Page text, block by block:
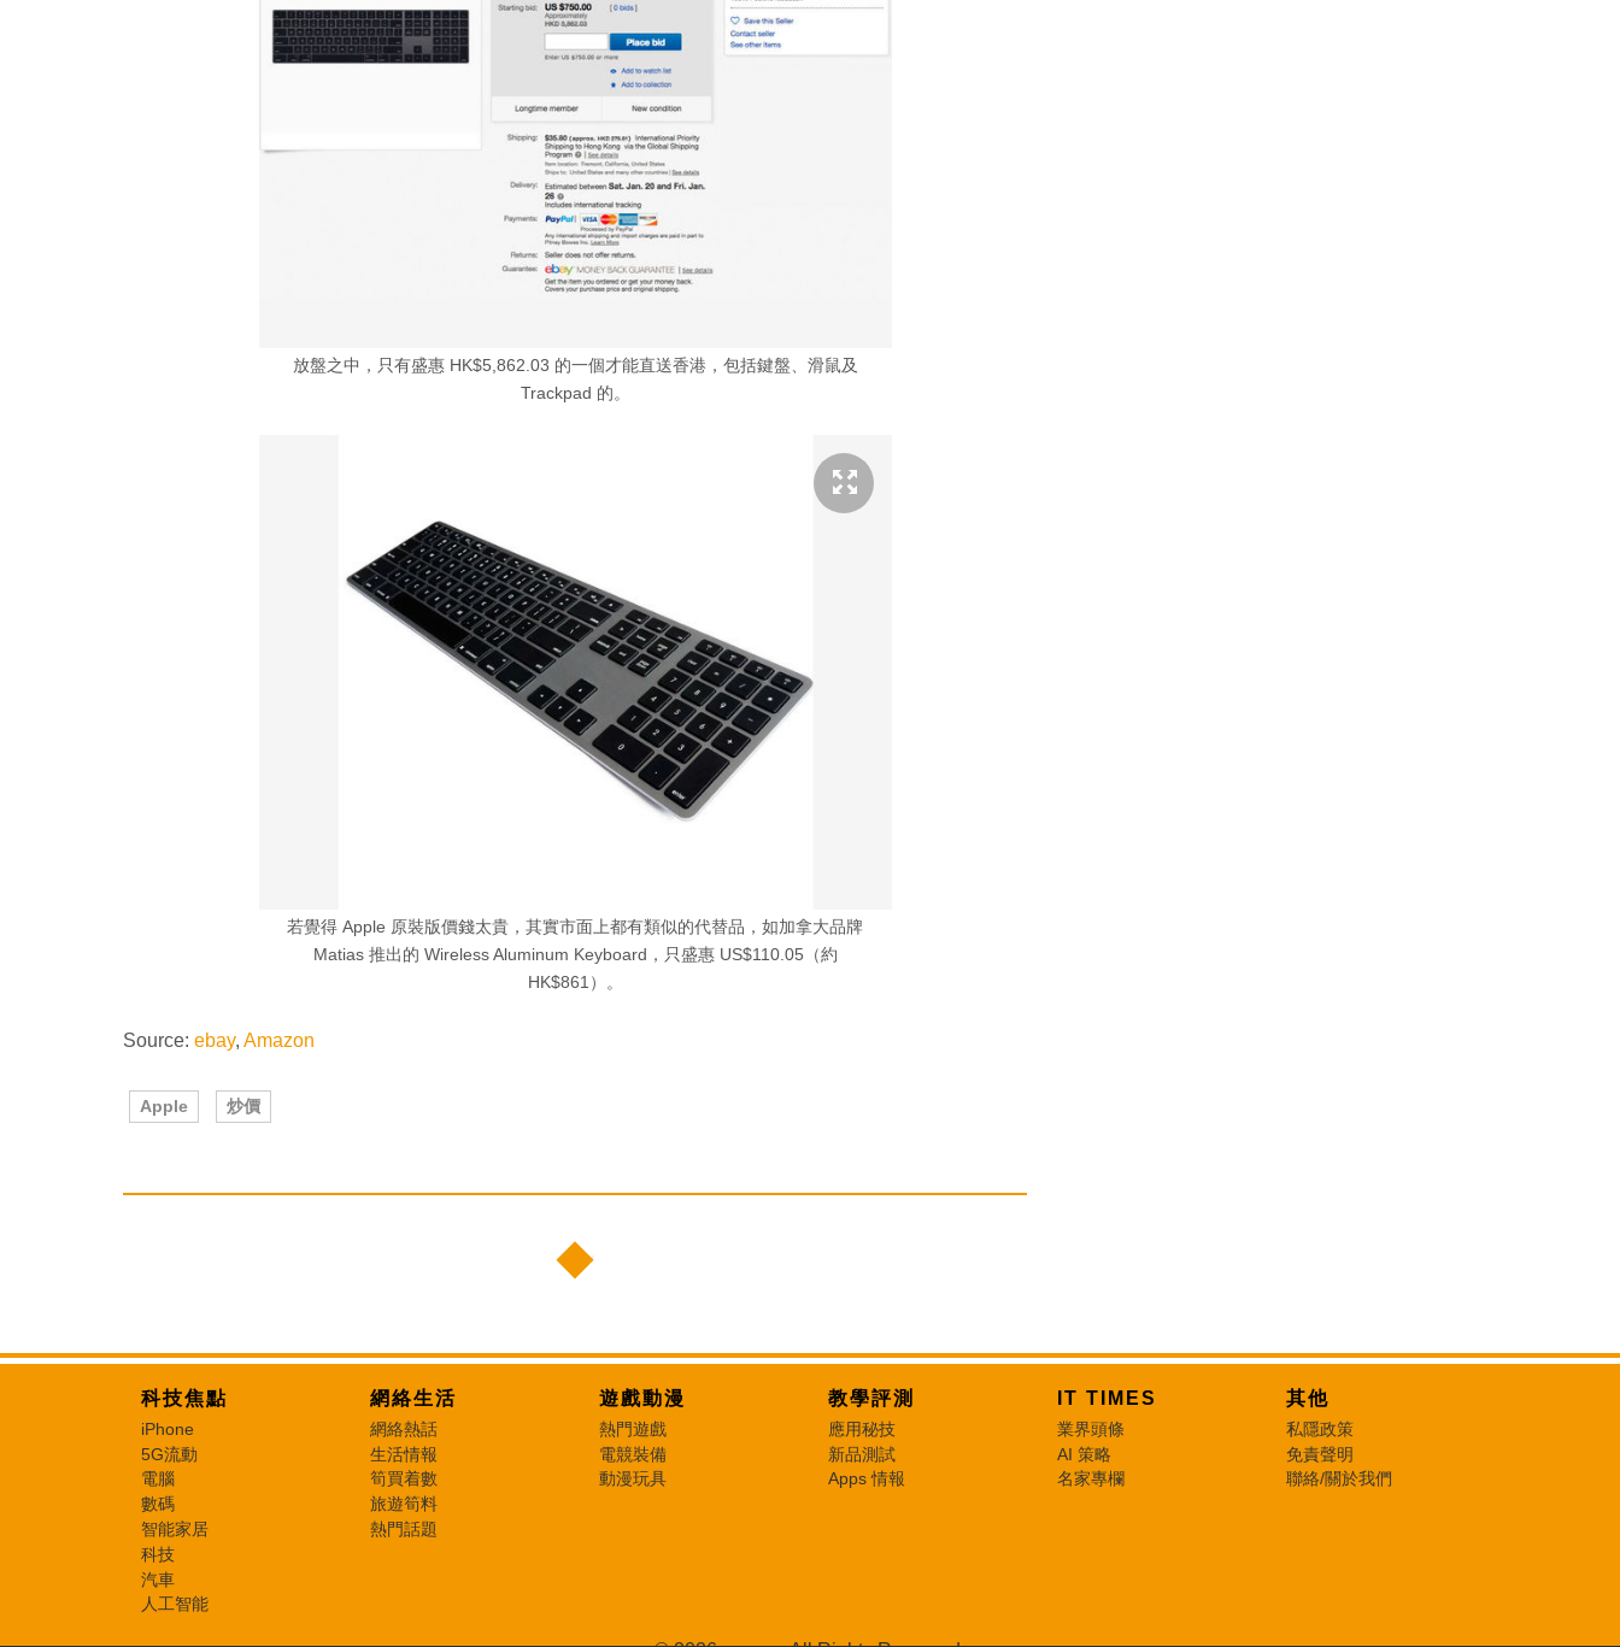
放盤之中，只有盛惠 HK$5,862.03 的一個才能直送香港，包括鍵盤、滑鼠及
Trackpad 的。
若覺得 Apple 原裝版價錢太貴，其實市面上都有類似的代替品，如加拿大品牌
Matias 推出的 Wireless Aluminum Keyboard，只盛惠 US$110.05（約
HK$861）。
Source: ebay, Amazon
Apple 炒價
科技焦點
iPhone
5G流動
電腦
數碼
智能家居
科技
汽車
人工智能
網絡生活
網絡熱話
生活情報
筍買着數
旅遊筍料
熱門話題
遊戲動漫
熱門遊戲
電競裝備
動漫玩具
教學評測
應用秘技
新品測試
Apps 情報
IT TIMES
業界頭條
AI 策略
名家專欄
其他
私隱政策
免責聲明
聯絡/關於我們